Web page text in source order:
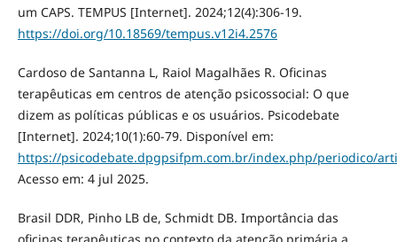
um CAPS. TEMPUS [Internet]. 2024;12(4):306-19.
https://doi.org/10.18569/tempus.v12i4.2576
Cardoso de Santanna L, Raiol Magalhães R. Oficinas
terapêuticas em centros de atenção psicossocial: O que
dizem as políticas públicas e os usuários. Psicodebate
[Internet]. 2024;10(1):60-79. Disponível em:
https://psicodebate.dpgpsifpm.com.br/index.php/periodico/
Acesso em: 4 jul 2025.
Brasil DDR, Pinho LB de, Schmidt DB. Importância das